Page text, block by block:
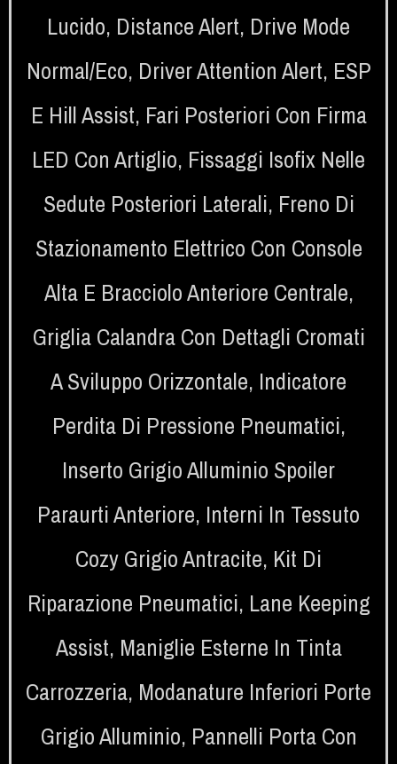
Lucido, Distance Alert, Drive Mode
Normal/eco, Driver Attention Alert, ESP
E Hill Assist, Fari Posteriori Con Firma
LED Con Artiglio, Fissaggi Isofix Nelle
Sedute Posteriori Laterali, Freno Di
Stazionamento Elettrico Con Console
Alta E Bracciolo Anteriore Centrale,
Griglia Calandra Con Dettagli Cromati
A Sviluppo Orizzontale, Indicatore
Perdita Di Pressione Pneumatici,
Inserto Grigio Alluminio Spoiler
Paraurti Anteriore, Interni In Tessuto
Cozy Grigio Antracite, Kit Di
Riparazione Pneumatici, Lane Keeping
Assist, Maniglie Esterne In Tinta
Carrozzeria, Modanature Inferiori Porte
Grigio Alluminio, Pannelli Porta Con